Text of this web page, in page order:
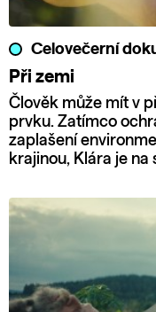
Celovečerní
Při zemi
Člověk může mít v
prvku. Zatímco
zaplašení
krajinou, Klára je